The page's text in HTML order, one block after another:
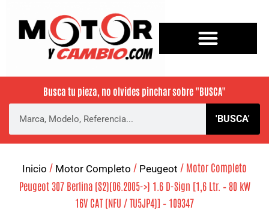
Busca tu pieza, no olvides pinchar sobre "BUSCA"
'BUSCA'
Inicio / Motor Completo / Peugeot / Motor Completo
Peugeot 307 Berlina (S2)(06.2005->) 1.6 D-Sign [1,6 Ltr. – 80 kW
16V CAT (NFU / TU5JP4)] – 109347